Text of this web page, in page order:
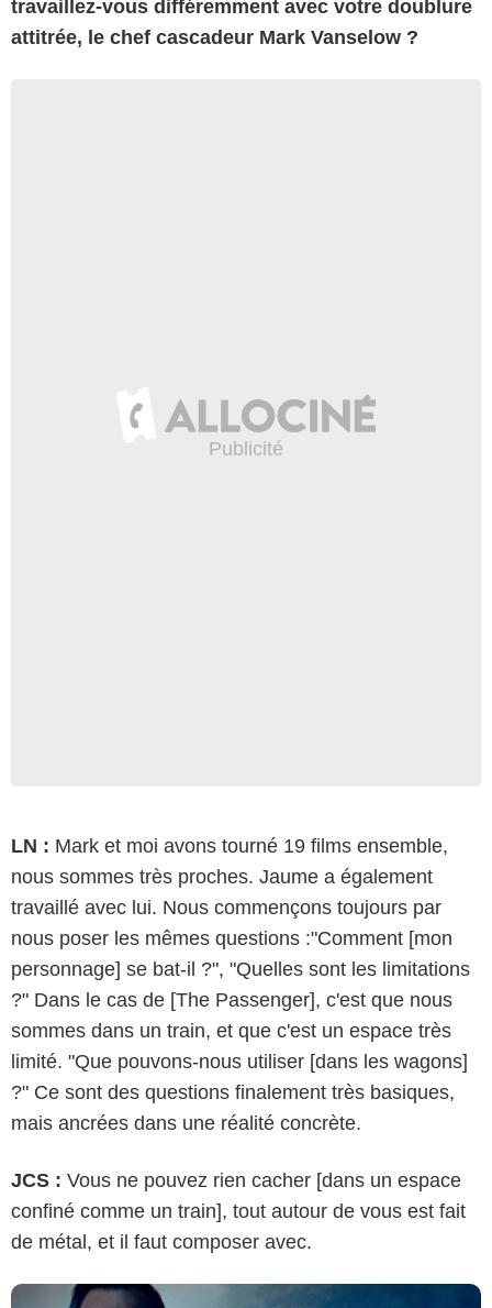
travaillez-vous différemment avec votre doublure
attitrée, le chef cascadeur Mark Vanselow ?
LN : Mark et moi avons tourné 19 films ensemble,
nous sommes très proches. Jaume a également
travaillé avec lui. Nous commençons toujours par
nous poser les mêmes questions :"Comment [mon
personnage] se bat-il ?", "Quelles sont les limitations
?" Dans le cas de [The Passenger], c'est que nous
sommes dans un train, et que c'est un espace très
limité. "Que pouvons-nous utiliser [dans les wagons]
?" Ce sont des questions finalement très basiques,
mais ancrées dans une réalité concrète.
JCS : Vous ne pouvez rien cacher [dans un espace
confiné comme un train], tout autour de vous est fait
de métal, et il faut composer avec.